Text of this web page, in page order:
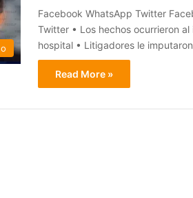
Facebook WhatsApp Twitter
Twitter • Los hechos ocurrieron al
hospital • Litigadores le
Read More »